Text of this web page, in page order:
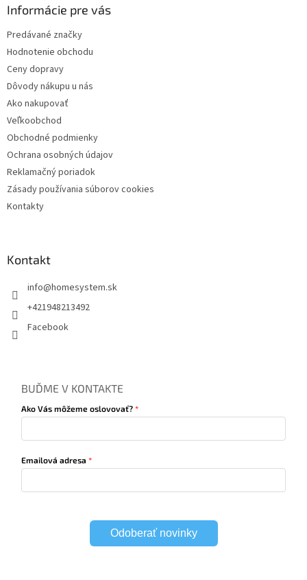
Informácie pre vás
Predávané značky
Hodnotenie obchodu
Ceny dopravy
Dôvody nákupu u nás
Ako nakupovať
Veľkoobchod
Obchodné podmienky
Ochrana osobných údajov
Reklamačný poriadok
Zásady používania súborov cookies
Kontakty
Kontakt
info@homesystem.sk
+421948213492
Facebook
BUĎME V KONTAKTE
Ako Vás môžeme oslovovať?
Emailová adresa
Odoberať novinky